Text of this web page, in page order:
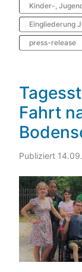
Kinder-,
Eingliederung
press-release
Fahrt
Publiziert